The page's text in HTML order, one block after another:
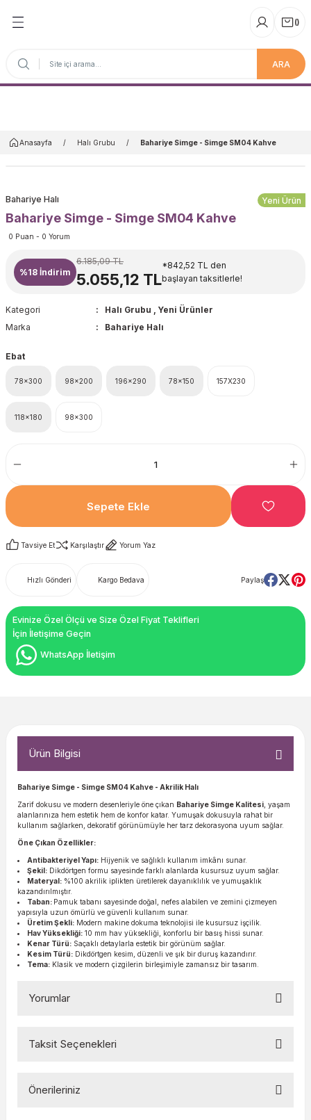
ARA
()
Anasayfa Halı Grubu Bahariye Simge - Simge SM04 Kahve
Yeni Ürün
Bahariye Halı
Bahariye Simge - Simge SM04 Kahve
0 Puan - 0 Yorum
%18 İndirim
6.185,09 TL
5.055,12 TL
*842,52 TL den
başlayan taksitlerle!
Kategori Halı Grubu , Yeni Ürünler
Marka
Bahariye Halı
Ebat
78x300 98x200 196x290 78x150 157X230
118x180 98x300
Sepete Ekle
Tavsiye Et Karşılaştır Yorum Yaz
Hızlı Gönderi Kargo Bedava Paylaş
Evinize Özel Ölçü ve Size Özel Fiyat Teklifleri
İçin İletişime Geçin
WhatsApp İletişim
Ürün Bilgisi
Bahariye Simge - Simge SM04 Kahve - Akrilik Halı
Zarif dokusu ve modern desenleriyle öne çıkan Bahariye Simge Kalitesi , yaşam
alanlarınıza hem estetik hem de konfor katar. Yumuşak dokusuyla rahat bir
kullanım sağlarken, dekoratif görünümüyle her tarz dekorasyona uyum sağlar.
Öne Çıkan Özellikler:
Antibakteriyel Yapı: Hijyenik ve sağlıklı kullanım imkânı sunar.
Şekil: Dikdörtgen formu sayesinde farklı alanlarda kusursuz uyum sağlar.
Materyal: %100 akrilik iplikten üretilerek dayanıklılık ve yumuşaklık
kazandırılmıştır.
Taban: Pamuk tabanı sayesinde doğal, nefes alabilen ve zemini çizmeyen
yapısıyla uzun ömürlü ve güvenli kullanım sunar.
Üretim Şekli: Modern makine dokuma teknolojisi ile kusursuz işçilik.
Hav Yüksekliği: 10 mm hav yüksekliği, konforlu bir basış hissi sunar.
Kenar Türü: Saçaklı detaylarla estetik bir görünüm sağlar.
Kesim Türü: Dikdörtgen kesim, düzenli ve şık bir duruş kazandırır.
Tema: Klasik ve modern çizgilerin birleşimiyle zamansız bir tasarım.
Yorumlar
Taksit Seçenekleri
Önerileriniz